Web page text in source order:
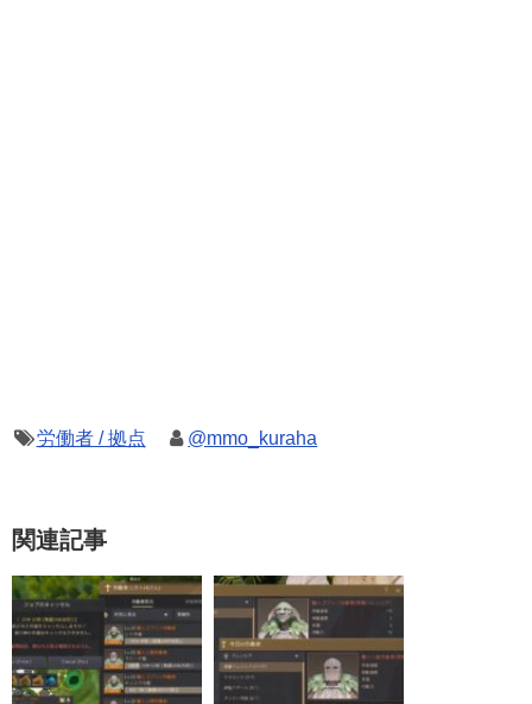
労働者 / 拠点 @mmo_kuraha
関連記事